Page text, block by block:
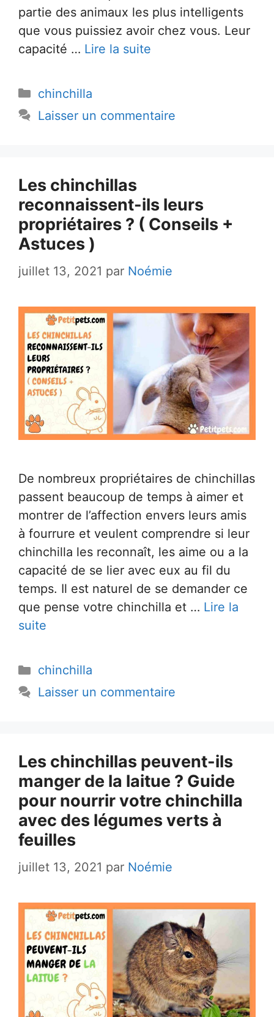
partie des animaux les plus intelligents
que vous puissiez avoir chez vous. Leur
capacité … Lire la suite
Catégories
chinchilla
Laisser un commentaire
Les chinchillas
reconnaissent-ils leurs
propriétaires ? ( Conseils +
Astuces )
juillet 13, 2021 par Noémie
De nombreux propriétaires de chinchillas
passent beaucoup de temps à aimer et
montrer de l’affection envers leurs amis
à fourrure et veulent comprendre si leur
chinchilla les reconnaît, les aime ou a la
capacité de se lier avec eux au fil du
temps. Il est naturel de se demander ce
que pense votre chinchilla et … Lire la
suite
Catégories
chinchilla
Laisser un commentaire
Les chinchillas peuvent-ils
manger de la laitue ? Guide
pour nourrir votre chinchilla
avec des légumes verts à
feuilles
juillet 13, 2021 par Noémie